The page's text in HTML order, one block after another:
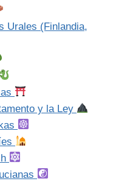
Urales (Finlandia,
y la Ley